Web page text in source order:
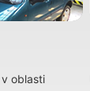
oblasti